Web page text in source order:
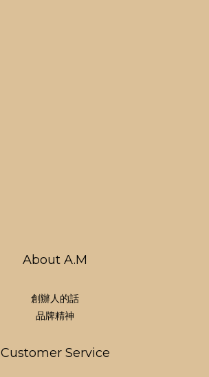
About A.M
創辦人的話
品牌精神
Customer Service